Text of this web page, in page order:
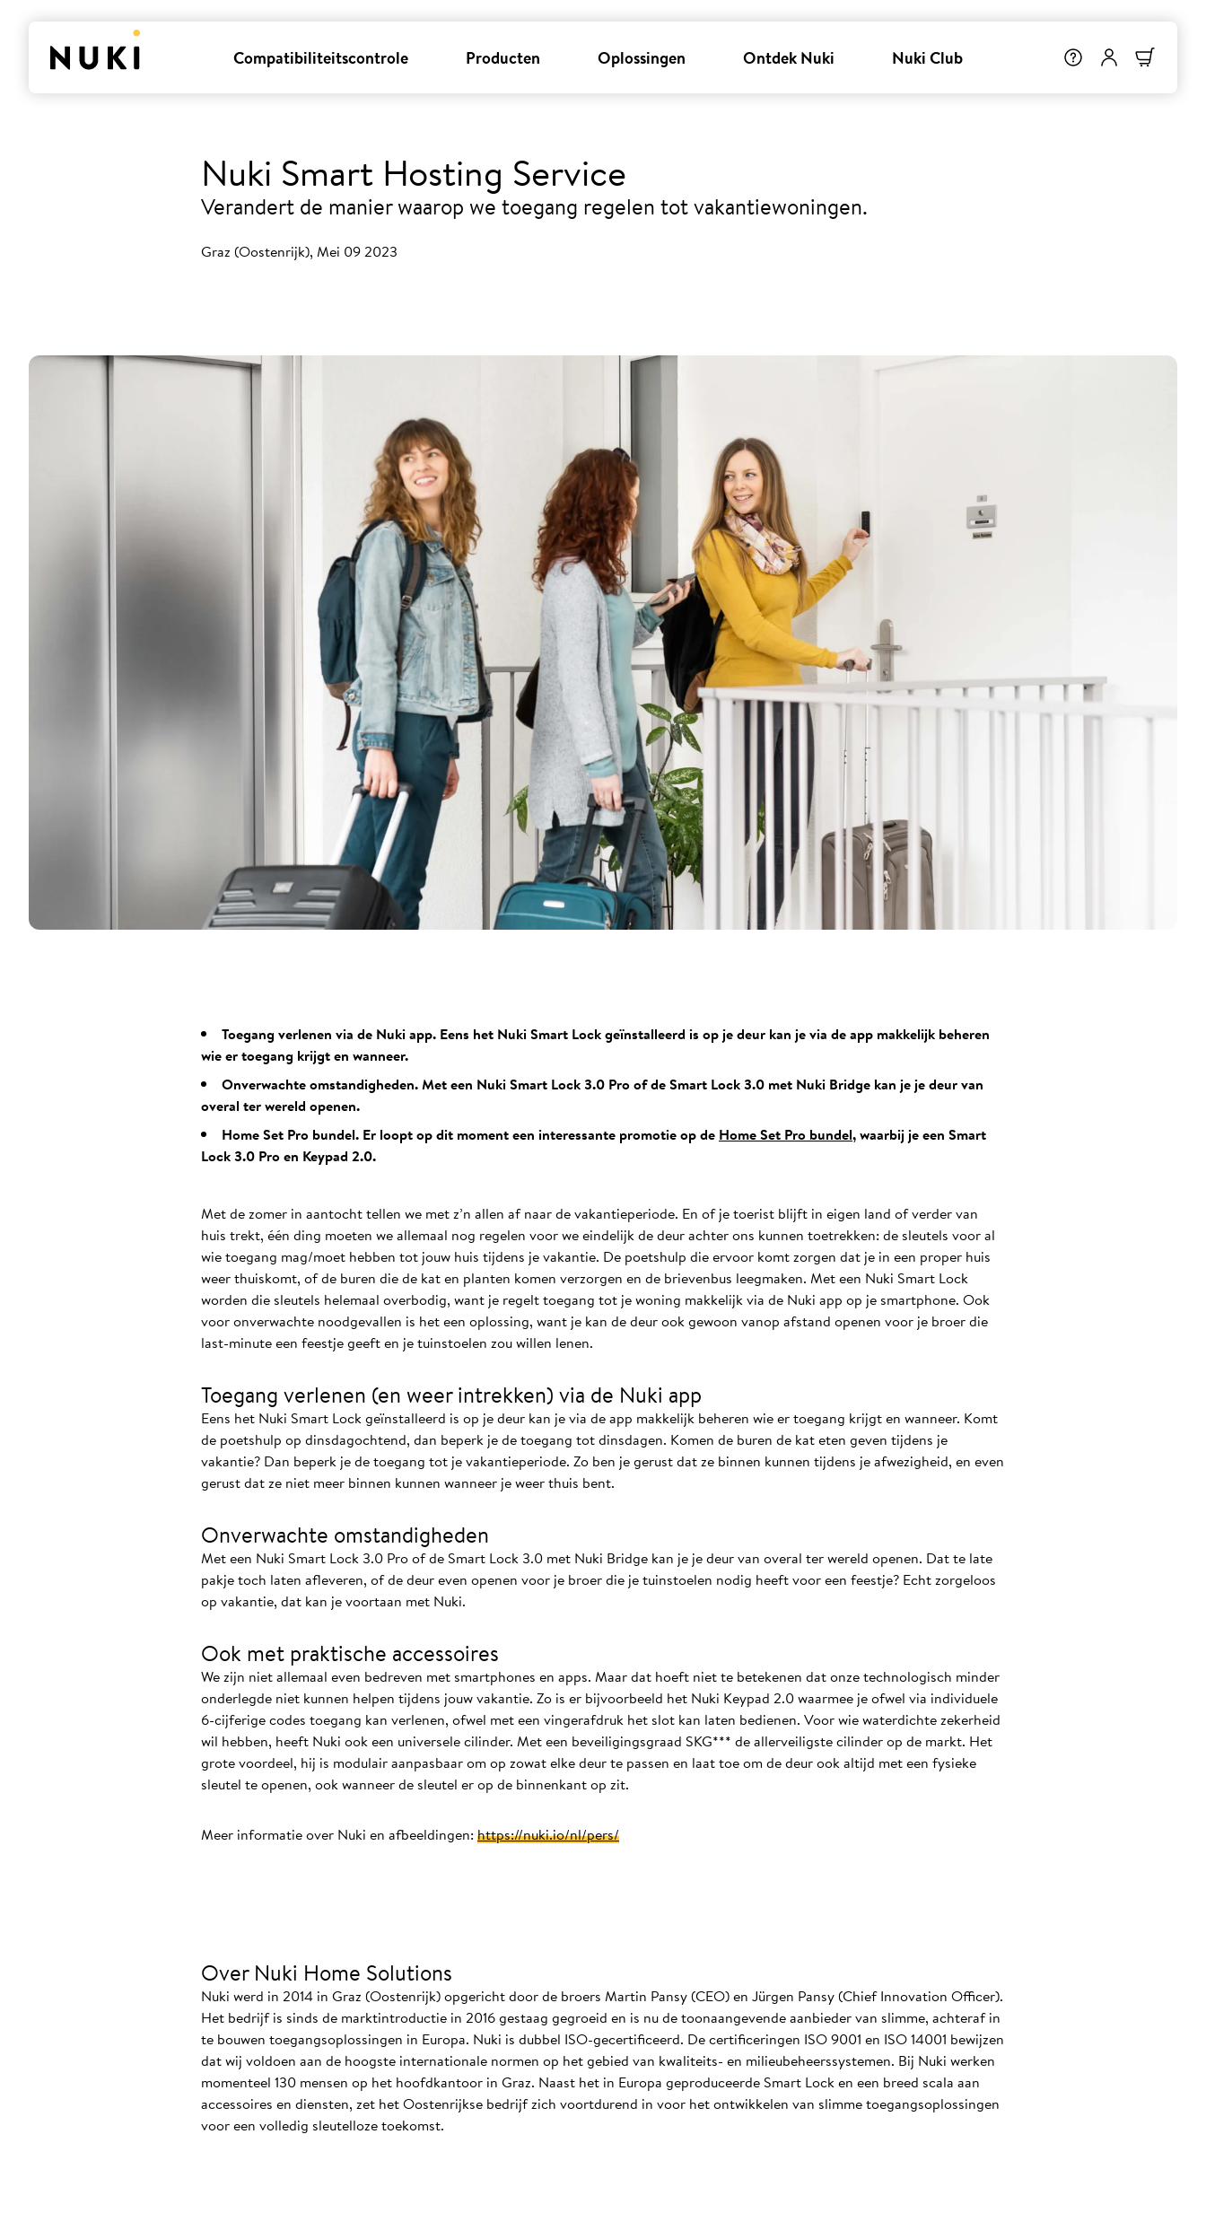
Compatibiliteitscontrole Producten Oplossingen Ontdek Nuki Nuki Club
Nuki Smart Hosting Service
Verandert de manier waarop we toegang regelen tot vakantiewoningen.
Graz (Oostenrijk), Mei 09 2023
Toegang verlenen via de Nuki app. Eens het Nuki Smart Lock geïnstalleerd is op je deur kan je via de app makkelijk beheren
wie er toegang krijgt en wanneer.
Onverwachte omstandigheden. Met een Nuki Smart Lock 3.0 Pro of de Smart Lock 3.0 met Nuki Bridge kan je je deur van
overal ter wereld openen.
Home Set Pro bundel. Er loopt op dit moment een interessante promotie op de Home Set Pro bundel, waarbij je een Smart
Lock 3.0 Pro en Keypad 2.0.
Met de zomer in aantocht tellen we met z’n allen af naar de vakantieperiode. En of je toerist blijft in eigen land of verder van
huis trekt, één ding moeten we allemaal nog regelen voor we eindelijk de deur achter ons kunnen toetrekken: de sleutels voor al
wie toegang mag/moet hebben tot jouw huis tijdens je vakantie. De poetshulp die ervoor komt zorgen dat je in een proper huis
weer thuiskomt, of de buren die de kat en planten komen verzorgen en de brievenbus leegmaken. Met een Nuki Smart Lock
worden die sleutels helemaal overbodig, want je regelt toegang tot je woning makkelijk via de Nuki app op je smartphone. Ook
voor onverwachte noodgevallen is het een oplossing, want je kan de deur ook gewoon vanop afstand openen voor je broer die
last-minute een feestje geeft en je tuinstoelen zou willen lenen.
Toegang verlenen (en weer intrekken) via de Nuki app
Eens het Nuki Smart Lock geïnstalleerd is op je deur kan je via de app makkelijk beheren wie er toegang krijgt en wanneer. Komt
de poetshulp op dinsdagochtend, dan beperk je de toegang tot dinsdagen. Komen de buren de kat eten geven tijdens je
vakantie? Dan beperk je de toegang tot je vakantieperiode. Zo ben je gerust dat ze binnen kunnen tijdens je afwezigheid, en even
gerust dat ze niet meer binnen kunnen wanneer je weer thuis bent.
Onverwachte omstandigheden
Met een Nuki Smart Lock 3.0 Pro of de Smart Lock 3.0 met Nuki Bridge kan je je deur van overal ter wereld openen. Dat te late
pakje toch laten afleveren, of de deur even openen voor je broer die je tuinstoelen nodig heeft voor een feestje? Echt zorgeloos
op vakantie, dat kan je voortaan met Nuki.
Ook met praktische accessoires
We zijn niet allemaal even bedreven met smartphones en apps. Maar dat hoeft niet te betekenen dat onze technologisch minder
onderlegde niet kunnen helpen tijdens jouw vakantie. Zo is er bijvoorbeeld het Nuki Keypad 2.0 waarmee je ofwel via individuele
6-cijferige codes toegang kan verlenen, ofwel met een vingerafdruk het slot kan laten bedienen. Voor wie waterdichte zekerheid
wil hebben, heeft Nuki ook een universele cilinder. Met een beveiligingsgraad SKG*** de allerveiligste cilinder op de markt. Het
grote voordeel, hij is modulair aanpasbaar om op zowat elke deur te passen en laat toe om de deur ook altijd met een fysieke
sleutel te openen, ook wanneer de sleutel er op de binnenkant op zit.
Meer informatie over Nuki en afbeeldingen: https://nuki.io/nl/pers/
Over Nuki Home Solutions
Nuki werd in 2014 in Graz (Oostenrijk) opgericht door de broers Martin Pansy (CEO) en Jürgen Pansy (Chief Innovation Officer).
Het bedrijf is sinds de marktintroductie in 2016 gestaag gegroeid en is nu de toonaangevende aanbieder van slimme, achteraf in
te bouwen toegangsoplossingen in Europa. Nuki is dubbel ISO-gecertificeerd. De certificeringen ISO 9001 en ISO 14001 bewijzen
dat wij voldoen aan de hoogste internationale normen op het gebied van kwaliteits- en milieubeheerssystemen. Bij Nuki werken
momenteel 130 mensen op het hoofdkantoor in Graz. Naast het in Europa geproduceerde Smart Lock en een breed scala aan
accessoires en diensten, zet het Oostenrijkse bedrijf zich voortdurend in voor het ontwikkelen van slimme toegangsoplossingen
voor een volledig sleutelloze toekomst.